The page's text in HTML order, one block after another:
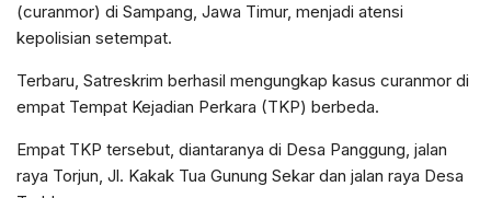
(curanmor) di Sampang, Jawa Timur, menjadi atensi
kepolisian setempat.
Terbaru, Satreskrim berhasil mengungkap kasus curanmor di
empat Tempat Kejadian Perkara (TKP) berbeda.
Empat TKP tersebut, diantaranya di Desa Panggung, jalan
raya Torjun, Jl. Kakak Tua Gunung Sekar dan jalan raya Desa